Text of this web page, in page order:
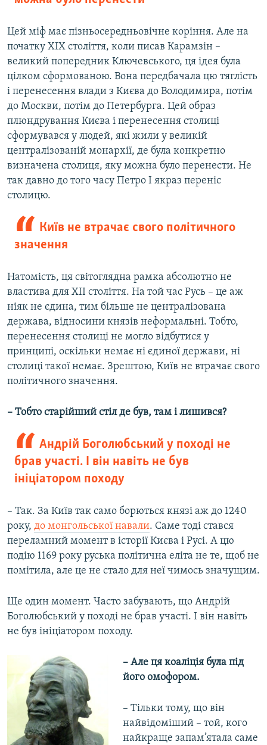
Цей міф має пізньосередньовічне коріння. Але на
початку ХІХ століття, коли писав Карамзін –
великий попередник Ключевського, ця ідея була
цілком сформованою. Вона передбачала цю тяглість
і перенесення влади з Києва до Володимира, потім
до Москви, потім до Петербурга. Цей образ
плюндрування Києва і перенесення столиці
сформувався у людей, які жили у великій
централізованій монархії, де була конкретно
визначена столиця, яку можна було перенести. Не
так давно до того часу Петро І якраз переніс
столицю.
Київ не втрачає свого політичного
значення
Натомість, ця світоглядна рамка абсолютно не
властива для ХІІ століття. На той час Русь – це аж
ніяк не єдина, тим більше не централізована
держава, відносини князів неформальні. Тобто,
перенесення столиці не могло відбутися у
принципі, оскільки немає ні єдиної держави, ні
столиці такої немає. Зрештою, Київ не втрачає свого
політичного значення.
– Тобто старійший стіл де був, там і лишився?
Андрій Боголюбський у поході не
брав участі. І він навіть не був
ініціатором походу
– Так. За Київ так само борються князі аж до 1240
року, до монгольської навали. Саме тоді стався
переламний момент в історії Києва і Русі. А цю
подію 1169 року руська політична еліта не те, щоб не
помітила, але це не стало для неї чимось значущим.
Ще один момент. Часто забувають, що Андрій
Боголюбський у поході не брав участі. І він навіть
не був ініціатором походу.
– Але ця коаліція була під
його омофором.
– Тільки тому, що він
найвідоміший – той, кого
найкраще запам’ятала саме